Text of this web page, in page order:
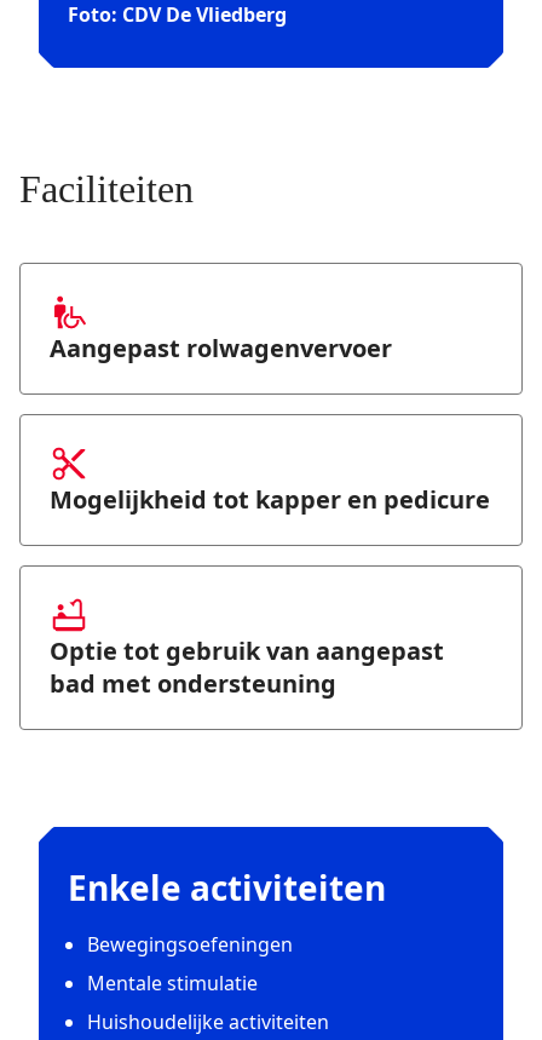
Foto: CDV De Vliedberg
Faciliteiten
Aangepast rolwagenvervoer
Mogelijkheid tot kapper en pedicure
Optie tot gebruik van aangepast
bad met ondersteuning
Enkele activiteiten
Bewegingsoefeningen
Mentale stimulatie
Huishoudelijke activiteiten